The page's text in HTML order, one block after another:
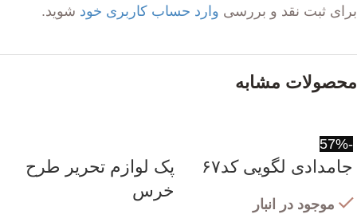
برای ثبت نقد و بررسی وارد حساب کاربری خود شوید.
محصولات مشابه
-57%
جامدادی لگویی کد۶۷
موجود در انبار
پک لوازم تحریر طرح
خرس